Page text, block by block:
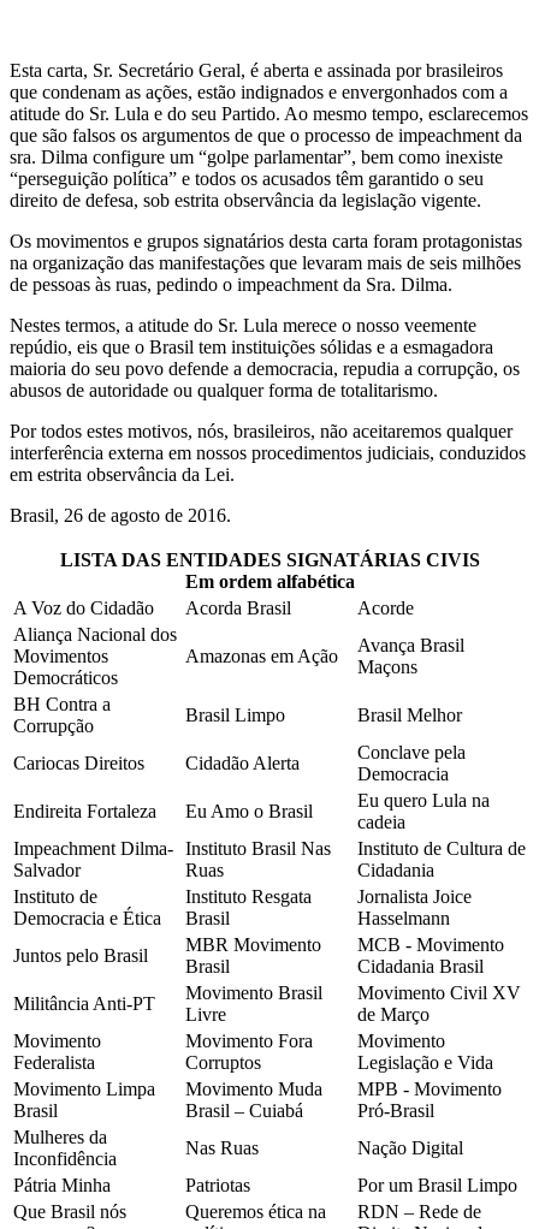
Esta carta, Sr. Secretário Geral, é aberta e assinada por brasileiros
que condenam as ações, estão indignados e envergonhados com a
atitude do Sr. Lula e do seu Partido. Ao mesmo tempo, esclarecemos
que são falsos os argumentos de que o processo de impeachment da
sra. Dilma configure um “golpe parlamentar”, bem como inexiste
“perseguição política” e todos os acusados têm garantido o seu
direito de defesa, sob estrita observância da legislação vigente.
Os movimentos e grupos signatários desta carta foram protagonistas
na organização das manifestações que levaram mais de seis milhões
de pessoas às ruas, pedindo o impeachment da Sra. Dilma.
Nestes termos, a atitude do Sr. Lula merece o nosso veemente
repúdio, eis que o Brasil tem instituições sólidas e a esmagadora
maioria do seu povo defende a democracia, repudia a corrupção, os
abusos de autoridade ou qualquer forma de totalitarismo.
Por todos estes motivos, nós, brasileiros, não aceitaremos qualquer
interferência externa em nossos procedimentos judiciais, conduzidos
em estrita observância da Lei.
Brasil, 26 de agosto de 2016.
LISTA DAS ENTIDADES SIGNATÁRIAS CIVIS
Em ordem alfabética
A Voz do Cidadão
Acorda Brasil
Acorde
Aliança Nacional dos
Movimentos
Democráticos
Amazonas em Ação
Avança Brasil
Maçons
BH Contra a
Corrupção
Brasil Limpo Brasil Melhor
Cariocas Direitos Cidadão Alerta
Conclave pela
Democracia
Endireita Fortaleza
Eu Amo o Brasil
Eu quero Lula na
cadeia
Impeachment Dilma-
Salvador
Instituto Brasil Nas
Ruas
Instituto de Cultura de
Cidadania
Instituto de
Democracia e Ética
Instituto Resgata
Brasil
Jornalista Joice
Hasselmann
Juntos pelo Brasil
MBR Movimento
Brasil
MCB - Movimento
Cidadania Brasil
Militância Anti-PT
Movimento Brasil
Livre
Movimento Civil XV
de Março
Movimento
Federalista
Movimento Fora
Corruptos
Movimento
Legislação e Vida
Movimento Limpa
Brasil
Movimento Muda
Brasil – Cuiabá
MPB - Movimento
Pró-Brasil
Mulheres da
Inconfidência
Nas Ruas
Nação Digital
Pátria Minha
Patriotas
Por um Brasil Limpo
Que Brasil nós
Queremos ética na
RDN – Rede de